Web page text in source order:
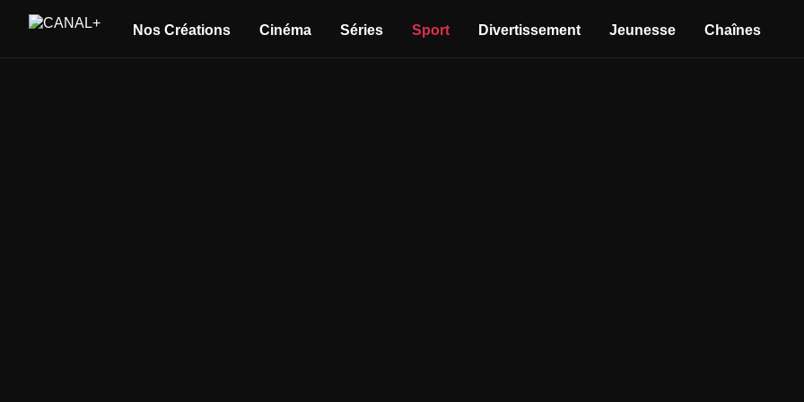
Nos Créations Cinéma Séries Sport Divertissement Jeunesse Chaînes